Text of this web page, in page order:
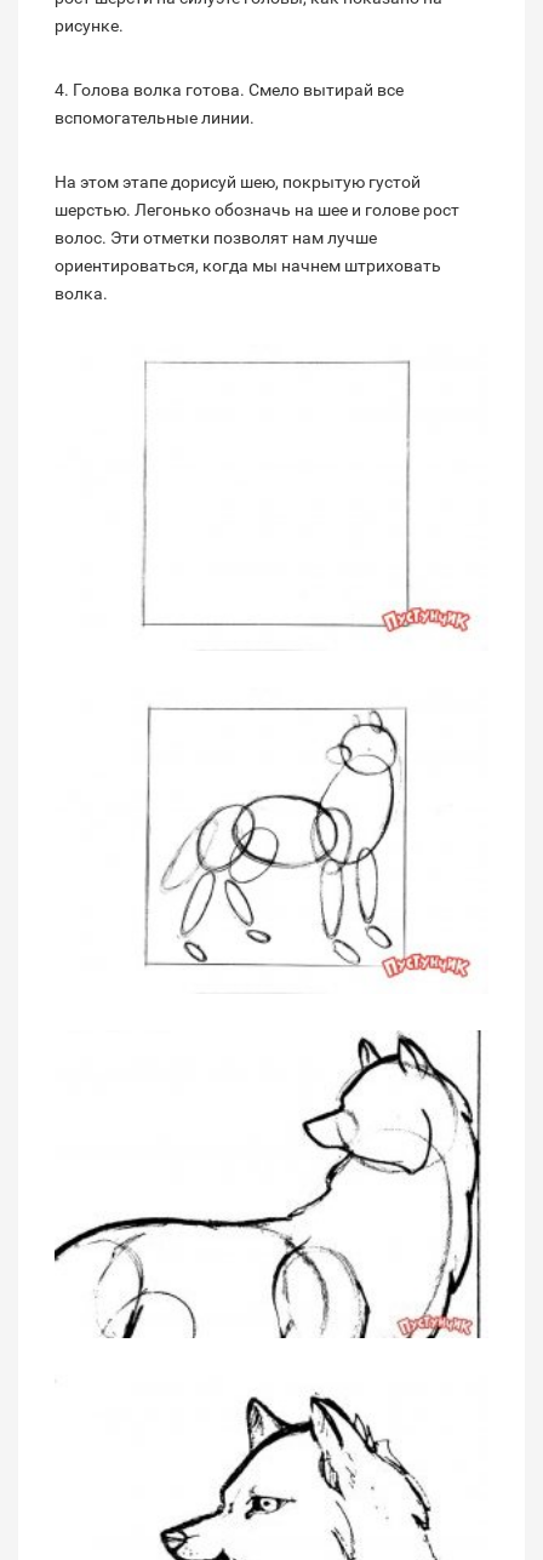
рисунке.
4. Голова волка готова. Смело вытирай все
вспомогательные линии.
На этом этапе дорисуй шею, покрытую густой
шерстью. Легонько обозначь на шее и голове рост
волос. Эти отметки позволят нам лучше
ориентироваться, когда мы начнем штриховать
волка.